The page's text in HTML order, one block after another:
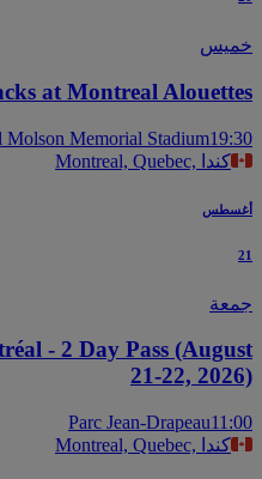
at Montreal
Molson Memorial Stadium
Montreal, Quebec, كندا
- 2 Day Pass
21-22,
Parc Jean-Drapeau
Montreal, Quebec, كندا